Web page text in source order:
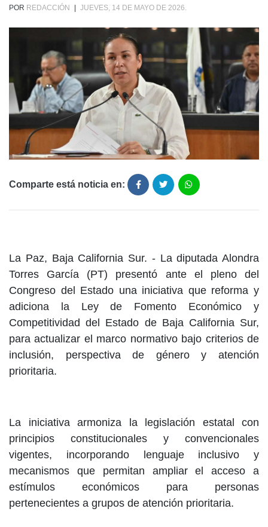
POR REDACCIÓN JUEVES, 14 DE MAYO DE 2026.
Comparte está noticia en:
La Paz, Baja California Sur. - La diputada Alondra
Torres García (PT) presentó ante el pleno del
Congreso del Estado una iniciativa que reforma y
adiciona la Ley de Fomento Económico y
Competitividad del Estado de Baja California Sur,
para actualizar el marco normativo bajo criterios de
inclusión, perspectiva de género y atención
prioritaria.
La iniciativa armoniza la legislación estatal con
principios constitucionales y convencionales
vigentes, incorporando lenguaje inclusivo y
mecanismos que permitan ampliar el acceso a
estímulos económicos para personas
pertenecientes a grupos de atención prioritaria.